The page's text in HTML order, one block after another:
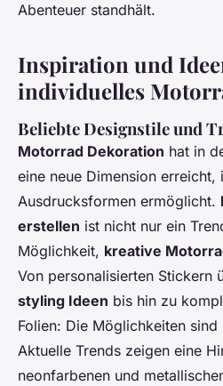
Abenteuer standhält.
Inspiration und
individuelles
Beliebte Designstile und
Motorrad Dekoration hat in
eine neue Dimension
Ausdrucksformen ermöglicht.
erstellen ist nicht nur ein
Möglichkeit, kreative
Von personalisierten Stickern
styling Ideen bis hin zu
Folien: Die Möglichkeiten
Aktuelle Trends zeigen eine
neonfarbenen und